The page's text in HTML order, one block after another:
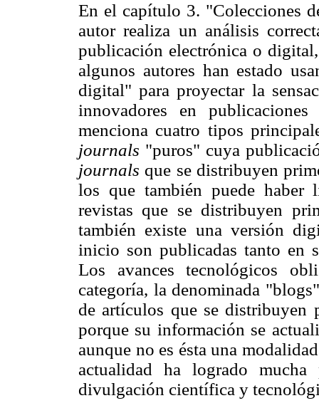
En el capítulo 3. "Colecciones
autor realiza un análisis
publicación electrónica o
algunos autores han estado
digital" para proyectar la
innovadores en
menciona cuatro tipos
journals "puros" cuya
journals que se distribuyen
los que también puede
revistas que se distribuyen
también existe una versión
inicio son publicadas tanto en
Los avances tecnológicos
categoría, la denominada
de artículos que se distribuyen
porque su información se
aunque no es ésta una
actualidad ha logrado
divulgación científica y